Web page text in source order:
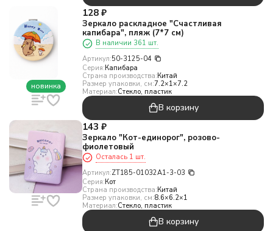
новинка
128 ₽
Зеркало раскладное "Счастливая
капибара", пляж (7*7 см)
В наличии 361 шт.
Артикул:50-3125-04
Серия:Капибара
Страна производства:Китай
Размер упаковки, см:7.2×1×7.2
Материал:Стекло, пластик
В корзину
143 ₽
Зеркало "Кот-единорог", розово-
фиолетовый
Осталась 1 шт.
Артикул:ZT185-01032A1-3-03
Серия:Кот
Страна производства:Китай
Размер упаковки, см:8.6×6.2×1
Материал:Стекло, пластик
В корзину